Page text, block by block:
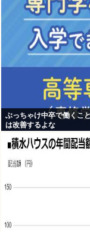
ぶっちゃけ中卒で働くこ
は改善するよな